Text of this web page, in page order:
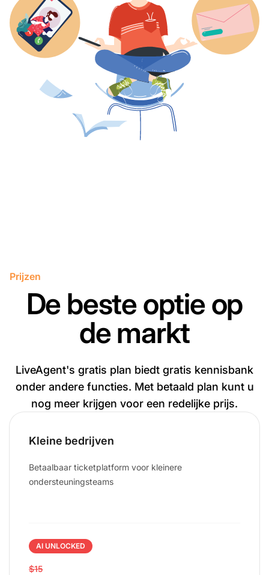
Prijzen
De beste optie op
de markt
LiveAgent's gratis plan biedt gratis kennisbank
onder andere functies. Met betaald plan kunt u
nog meer krijgen voor een redelijke prijs.
Kleine bedrijven
Betaalbaar ticketplatform voor kleinere
ondersteuningsteams
AI UNLOCKED
$15